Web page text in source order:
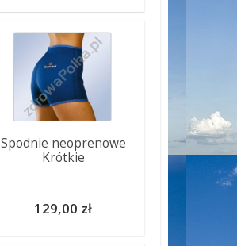
Spodnie neoprenowe
Krótkie
129,00 zł